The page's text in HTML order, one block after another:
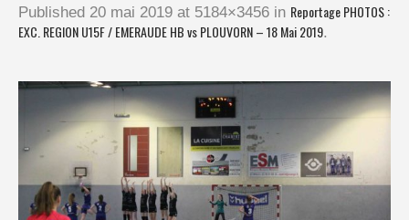
Published 20 mai 2019 at 5184×3456 in Reportage PHOTOS :
EXC. REGION U15F / EMERAUDE HB vs PLOUVORN – 18 Mai 2019.